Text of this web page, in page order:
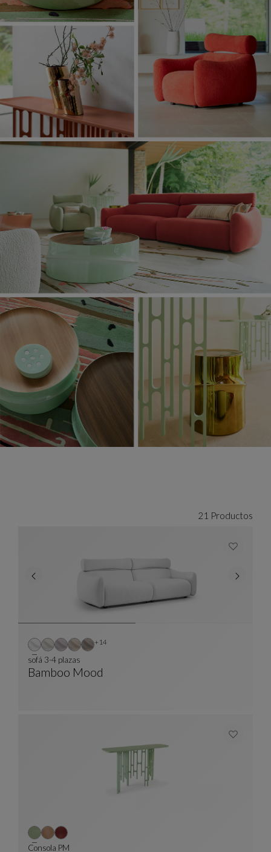
21 Productos
Bamboo Mood
sofá 3-4 plazas
+14Otros colores : 14 colores disponibles
Consola PM